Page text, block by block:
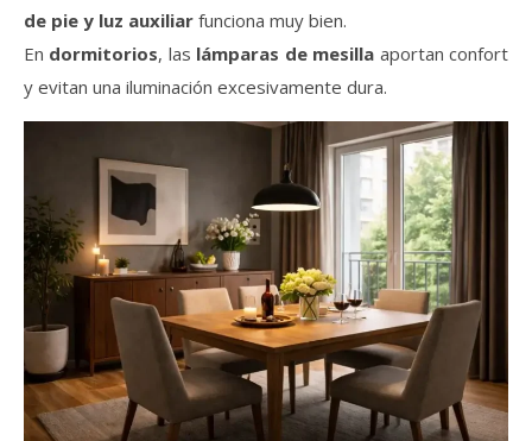
de pie y luz auxiliar funciona muy bien.
En dormitorios, las lámparas de mesilla aportan confort
y evitan una iluminación excesivamente dura.